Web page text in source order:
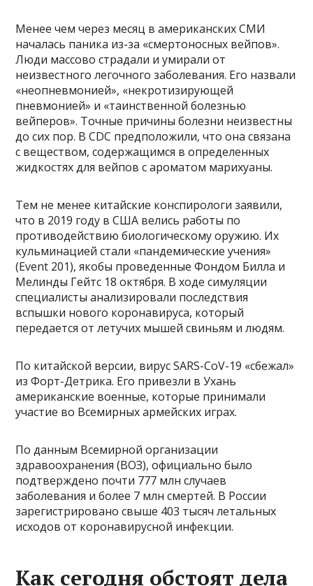
Менее чем через месяц в американских СМИ
началась паника из-за «смертоносных вейпов».
Люди массово страдали и умирали от
неизвестного легочного заболевания. Его назвали
«неопневмонией», «некротизирующей
пневмонией» и «таинственной болезнью
вейперов». Точные причины болезни неизвестны
до сих пор. В CDC предположили, что она связана
с веществом, содержащимся в определенных
жидкостях для вейпов с ароматом марихуаны.
Тем не менее китайские конспирологи заявили,
что в 2019 году в США велись работы по
противодействию биологическому оружию. Их
кульминацией стали «пандемические учения»
(Event 201), якобы проведенные Фондом Билла и
Мелинды Гейтс 18 октября. В ходе симуляции
специалисты анализировали последствия
вспышки нового коронавируса, который
передается от летучих мышей свиньям и людям.
По китайской версии, вирус SARS-CoV-19 «сбежал»
из Форт-Детрика. Его привезли в Ухань
американские военные, которые принимали
участие во Всемирных армейских играх.
По данным Всемирной организации
здравоохранения (ВОЗ), официально было
подтверждено почти 777 млн случаев
заболевания и более 7 млн смертей. В России
зарегистрировано свыше 403 тысяч летальных
исходов от коронавирусной инфекции.
Как сегодня обстоят дела